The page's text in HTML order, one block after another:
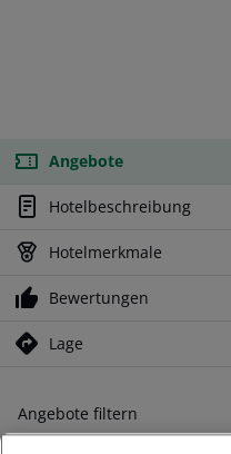
Angebote
Hotelbeschreibung
Hotelmerkmale
Bewertungen
Lage
Angebote filtern
Ändern Sie Ihre Kriterien